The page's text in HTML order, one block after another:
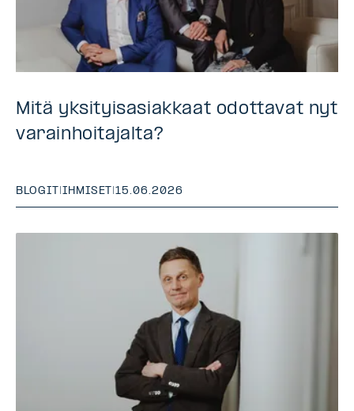
Mitä yksityisasiakkaat odottavat nyt
varainhoitajalta?
BLOGIT IHMISET |15.06.2026